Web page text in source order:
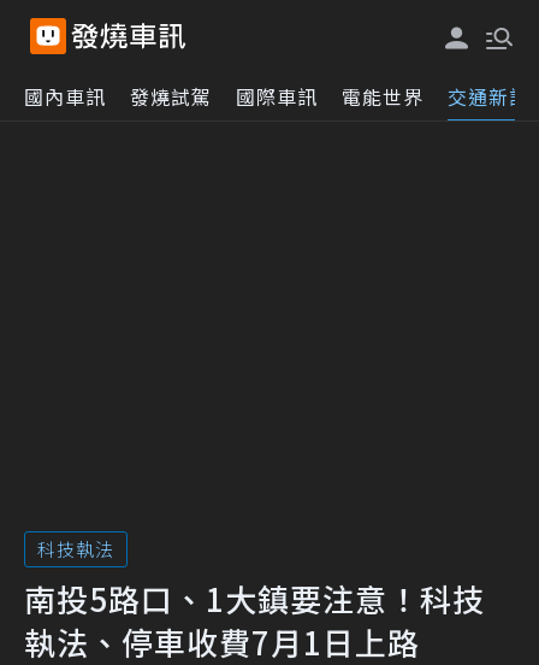
國內車訊 發燒試駕 國際車訊 電能世界 交通新訊
科技執法
南投5路口、1大鎮要注意！科技
執法、停車收費7月1日上路